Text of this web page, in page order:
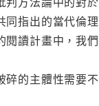
指出的當代倫
讀計畫中，我
的主體性需要